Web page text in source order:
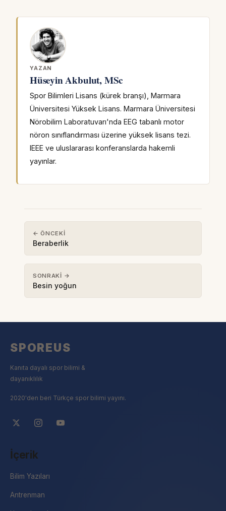
YAZAN
Hüseyin Akbulut, MSc
Spor Bilimleri Lisans (kürek branşı), Marmara
Üniversitesi Yüksek Lisans. Marmara Üniversitesi
Nörobilim Laboratuvarı'nda EEG tabanlı motor
nöron sınıflandırması üzerine yüksek lisans tezi.
IEEE ve uluslararası konferanslarda hakemli
yayınlar.
← ÖNCEKI
Beraberlik
SONRAKI →
Besin yoğun
SPOREUS
Kanıta dayalı spor bilimi &
dayanıklılık
2020'den beri Türkçe spor bilimi yayını.
İçerik
Bilim Yazıları
Antrenman